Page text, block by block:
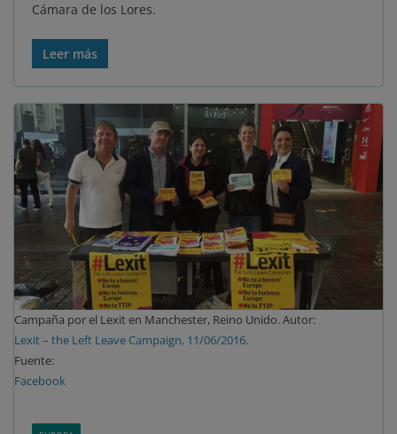
Cámara de los Lores.
Leer más
Campaña por el Lexit en Manchester, Reino Unido. Autor:
Lexit – the Left Leave Campaign, 11/06/2016.
Fuente:
Facebook